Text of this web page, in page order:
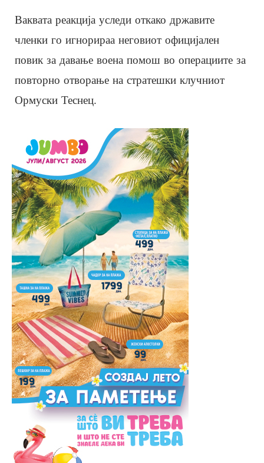
Ваквата реакција уследи откако државите
членки го игнорираа неговиот официјален
повик за давање воена помош во операциите за
повторно отворање на стратешки клучниот
Ормуски Теснец.